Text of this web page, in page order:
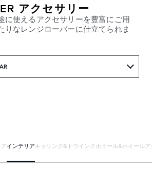
アクセサリー
に使えるアクセサリーを豊富にご用
りなレンジローバーに仕立てられま
インテリアキャリング&トウイングホイール&ホイール